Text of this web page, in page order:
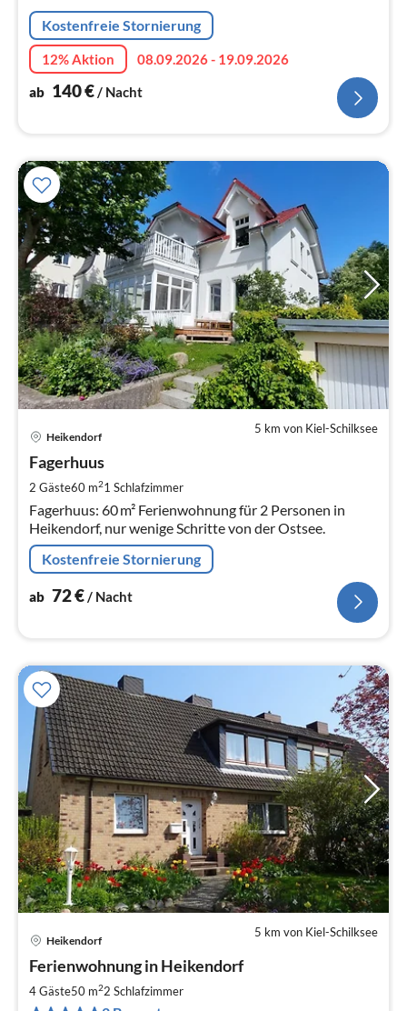
Kostenfreie Stornierung
12% Aktion
08.09.2026 - 19.09.2026
ab 140€/ Nacht
5 km von Kiel-Schilksee
Heikendorf
Fagerhuus
2 Gäste60 m21 Schlafzimmer
Fagerhuus: 60 m² Ferienwohnung für 2 Personen in
Heikendorf, nur wenige Schritte von der Ostsee.
Kostenfreie Stornierung
ab 72€ / Nacht
5 km von Kiel-Schilksee
Heikendorf
Ferienwohnung in Heikendorf
4 Gäste50 m22 Schlafzimmer